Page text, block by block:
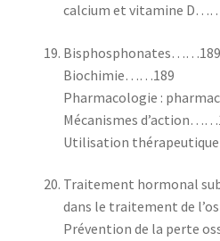
calcium et vitamine
Bisphosphonates……189
Biochimie……189
Pharmacologie :
Mécanismes
Utilisation
Traitement hormonal
dans le traitement de
Prévention de la perte